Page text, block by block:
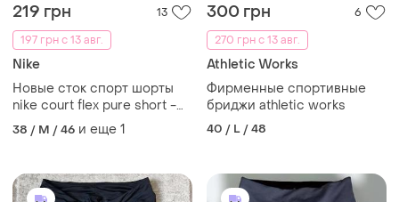
219 грн
13
197 грн с 13 авг.
Nike
Новые сток спорт шорты
nike court flex pure short -
black/black/white.м-л
38 / M / 46 и еще 1
300 грн
6
270 грн с 13 авг.
Athletic Works
Фирменные спортивные
бриджи athletic works
40 / L / 48